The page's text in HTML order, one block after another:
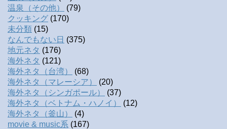
温泉（その他）
(79)
クッキング (170)
未分類 (15)
なんでもない日 (375)
地元ネタ (176)
海外ネタ (121)
海外ネタ（台湾）
(68)
海外ネタ（マレーシア）
(20)
海外ネタ（シンガポール）
(37)
海外ネタ（ベトナム・ハノイ）
(12)
海外ネタ（釜山）
(4)
movie & music系 (167)